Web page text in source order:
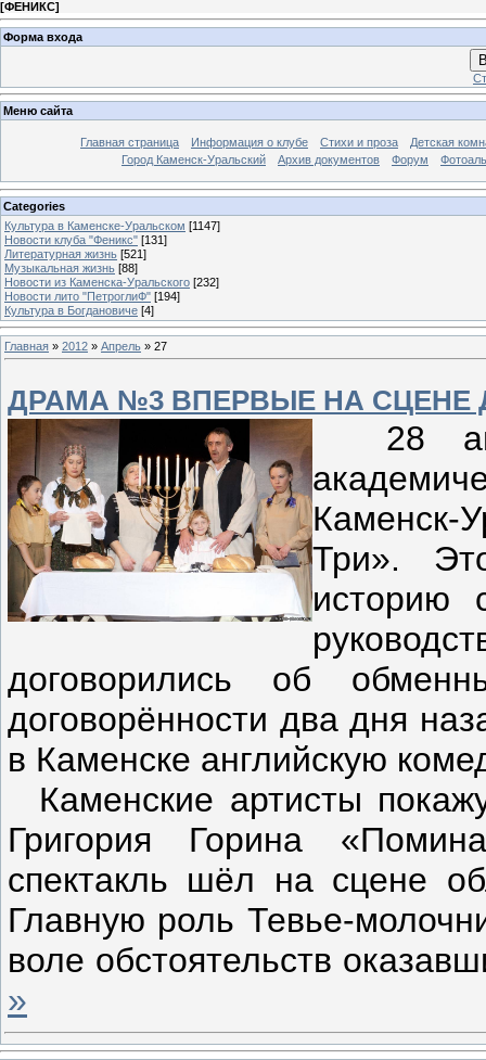
[ФЕНИКС]
Форма входа
Меню сайта
Главная страница Информация о клубе Стихи и проза
Детская
Город Каменск-Уральский
Архив документов Форум
Categories
Культура в Каменске-Уральском [1147]
Новости клуба "Феникс" [131]
Литературная жизнь [521]
Музыкальная жизнь [88]
Новости из Каменска-Уральского [232]
Новости лито "ПетроглиФ" [194]
Культура в Богдановиче [4]
Главная » 2012 » Апрель » 27
ДРАМА №3 ВПЕРВЫЕ НА
28
Три».
историю
договорились об
договорённости два дня
в Каменске английскую
Каменские артисты
Григория Горина
спектакль шёл на сцене
Главную роль Тевье-
воле обстоятельств
»